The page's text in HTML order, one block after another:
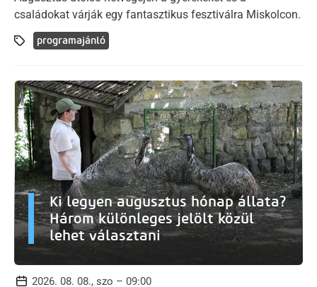
családokat várják egy fantasztikus fesztiválra Miskolcon.
programajánló
Ki legyen augusztus hónap állata?
Három különleges jelölt közül
lehet választani
2026. 08. 08., szo – 09:00